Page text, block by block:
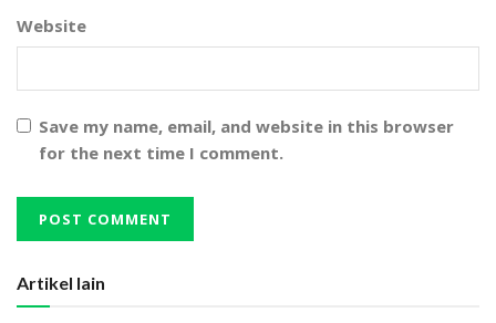
Website
Save my name, email, and website in this browser
for the next time I comment.
Artikel lain